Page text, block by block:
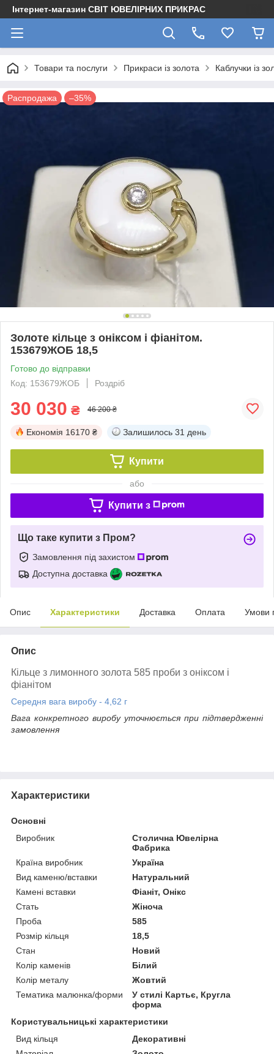
Інтернет-магазин СВІТ ЮВЕЛІРНИХ ПРИКРАС
Товари та послуги Прикраси із золота Каблучки із
Распродажа –35%
Золоте кільце з оніксом і фіанітом.
153679ЖОБ 18,5
Готово до відправки
Код: 153679ЖОБ
Роздріб
30 030 ₴ 46 200 ₴
Економія 16170 ₴ Залишилось 31 день
Купити
або
Купити з
Що таке купити з Пром?
Замовлення під захистом
Доступна доставка
Опис Характеристики Доставка Оплата Умови
Опис
Кільце з лимонного золота 585 проби з оніксом і
фіанітом
Середня вага виробу - 4,62 г
Вага конкретного виробу уточнюється при підтвердженні
замовлення
Характеристики
Основні
Виробник
Столична Ювелірна
Фабрика
Країна виробник
Україна
Вид каменю/вставки
Натуральний
Камені вставки
Фіаніт, Онікс
Стать
Жіноча
Проба
585
Розмір кільця
18,5
Стан
Новий
Колір каменів
Білий
Колір металу
Жовтий
Тематика малюнка/форми
У стилі Картьє, Кругла
форма
Користувальницькі характеристики
Вид кільця
Декоративні